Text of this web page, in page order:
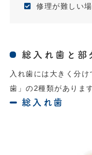
修理が難しい
総入れ歯と部
入れ歯には大きく分
歯」の2種類があります
総入れ歯